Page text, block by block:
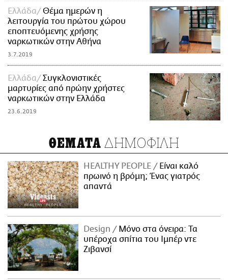
Ελλάδα
Θέμα ημερών η
λειτουργία του πρώτου χώρου
εποπτευόμενης χρήσης
ναρκωτικών στην Αθήνα
3.7.2019
Ελλάδα
Συγκλονιστικές
μαρτυρίες από πρώην χρήστες
ναρκωτικών στην Ελλάδα
23.6.2019
ΘΕΜΑΤΑ ΔΗΜΟΦΙΛΗ
HEALTHY PEOPLE
Είναι καλό
πρωινό η βρόμη; Ένας γιατρός
απαντά
Design
Μόνο στα όνειρα: Τα
υπέροχα σπίτια του Ιμπέρ ντε
Ζιβανσί